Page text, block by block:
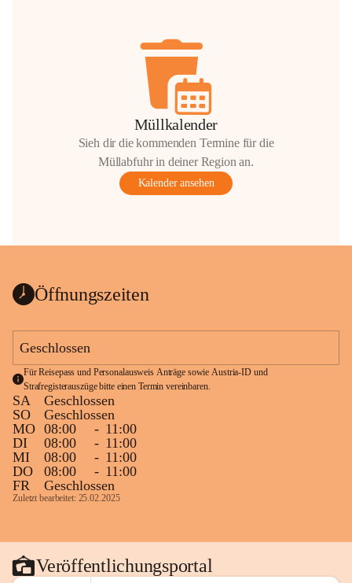
Müllkalender
Sieh dir die kommenden Termine für die
Müllabfuhr in deiner Region an.
Kalender ansehen
Öffnungszeiten
Geschlossen
Für Reisepass und Personalausweis Anträge sowie Austria-ID und
Strafregisterauszüge bitte einen Termin vereinbaren.
SA
Geschlossen
SO
Geschlossen
MO 08:00 - 11:00
DI
08:00 - 11:00
MI
08:00 - 11:00
DO
08:00 - 11:00
FR
Geschlossen
Zuletzt bearbeitet: 25.02.2025
Veröffentlichungsportal